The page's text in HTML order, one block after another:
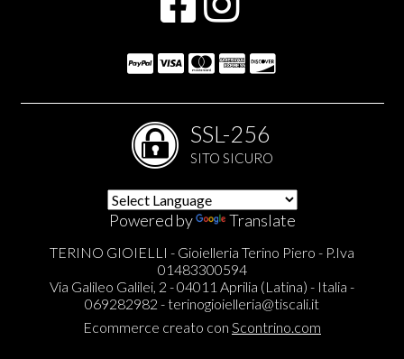
SSL-256
SITO SICURO
Powered by Translate
TERINO GIOIELLI - Gioielleria Terino Piero - P.Iva
01483300594
Via Galileo Galilei, 2 - 04011 Aprilia (Latina) - Italia -
069282982 -terinogioielleria@tiscali.it
Ecommerce creato con Scontrino.com